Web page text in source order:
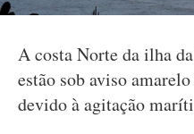
A costa Norte da ilha
estão sob aviso
devido à agitação